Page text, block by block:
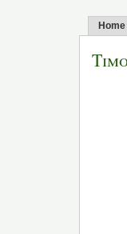
Home